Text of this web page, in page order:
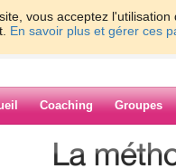
vous acceptez
En savoir plus et gérer ces
Coaching Groupes
> equipe-